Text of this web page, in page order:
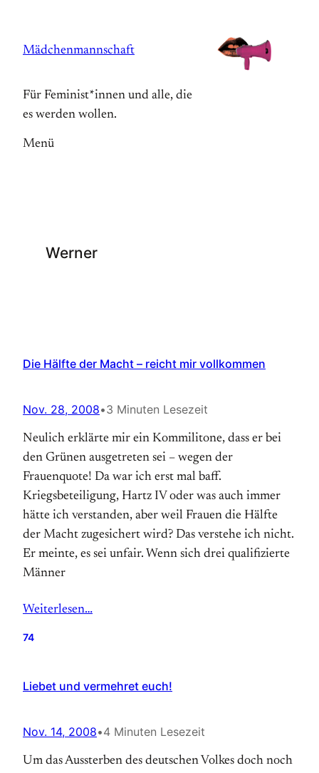
springen
Mädchenmannschaft
Für Feminist*innen und alle, die
es werden wollen.
Menü
Werner
Die Hälfte der Macht – reicht mir vollkommen
Nov. 28, 2008•3 Minuten Lesezeit
Neulich erklärte mir ein Kommilitone, dass er bei
den Grünen ausgetreten sei – wegen der
Frauenquote! Da war ich erst mal baff.
Kriegsbeteiligung, Hartz IV oder was auch immer
hätte ich verstanden, aber weil Frauen die Hälfte
der Macht zugesichert wird? Das verstehe ich nicht.
Er meinte, es sei unfair. Wenn sich drei qualifizierte
Männer
Weiterlesen…
74
Liebet und vermehret euch!
Nov. 14, 2008•4 Minuten Lesezeit
Um das Aussterben des deutschen Volkes doch noch